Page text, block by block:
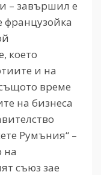
– завършил е
французойка
което
и на
време
на бизнеса
Румъния“ –
на
съюз зае